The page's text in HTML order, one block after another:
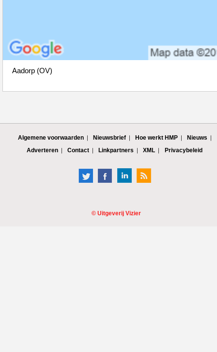
Aadorp (OV)
Algemene voorwaarden Nieuwsbrief Hoe werkt HMP
Nieuws
Adverteren
Contact Linkpartners XML Privacybeleid
© Uitgeverij Vizier